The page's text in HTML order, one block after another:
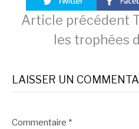
Lire
la
suite
Article précédent
les trophées
LAISSER UN
Commentaire *